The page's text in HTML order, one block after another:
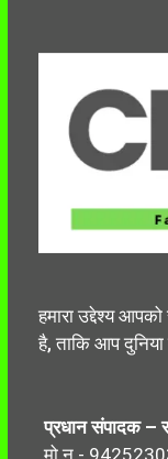
हमारा उद्देश्य
है, ताकि आप
प्रधान संपादक –
मो.न.-